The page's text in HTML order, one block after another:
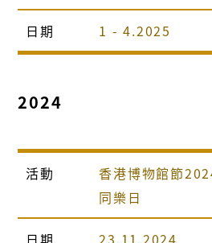
日期 1 - 4.2025
2024
活動
香港博物館節
同樂日
日期 23.11.2024